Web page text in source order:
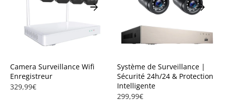
arrow_forward
Camera Surveillance Wifi
Enregistreur
329,99€
arrow_forward
Système de Surveillance |
Sécurité 24h/24 & Protection
Intelligente
299,99€